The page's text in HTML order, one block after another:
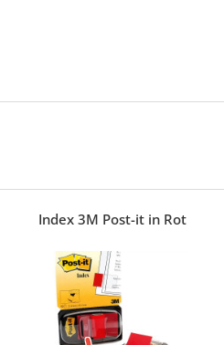
Index 3M Post-it in Rot